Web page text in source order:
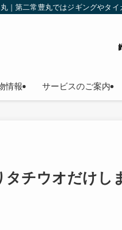
｜第二常豊丸ではジギングやタ
情報 サービスのご案内
タチウオだけし